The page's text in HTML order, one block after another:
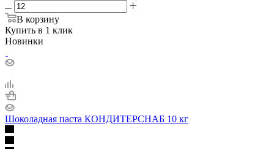
В корзину
Купить в 1 клик
Новинки
Шоколадная паста КОНДИТЕРСНАБ 10 кг